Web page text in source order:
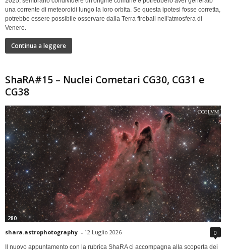
una corrente di meteoroidi lungo la loro orbita. Se questa ipotesi fosse corretta,
potrebbe essere possibile osservare dalla Terra fireball nell'atmosfera di
Venere.
Continua a leggere
ShaRA#15 – Nuclei Cometari CG30, CG31 e
CG38
280
shara.astrophotography - 12 Luglio 2026 0
Il nuovo appuntamento con la rubrica ShaRA ci accompagna alla scoperta dei